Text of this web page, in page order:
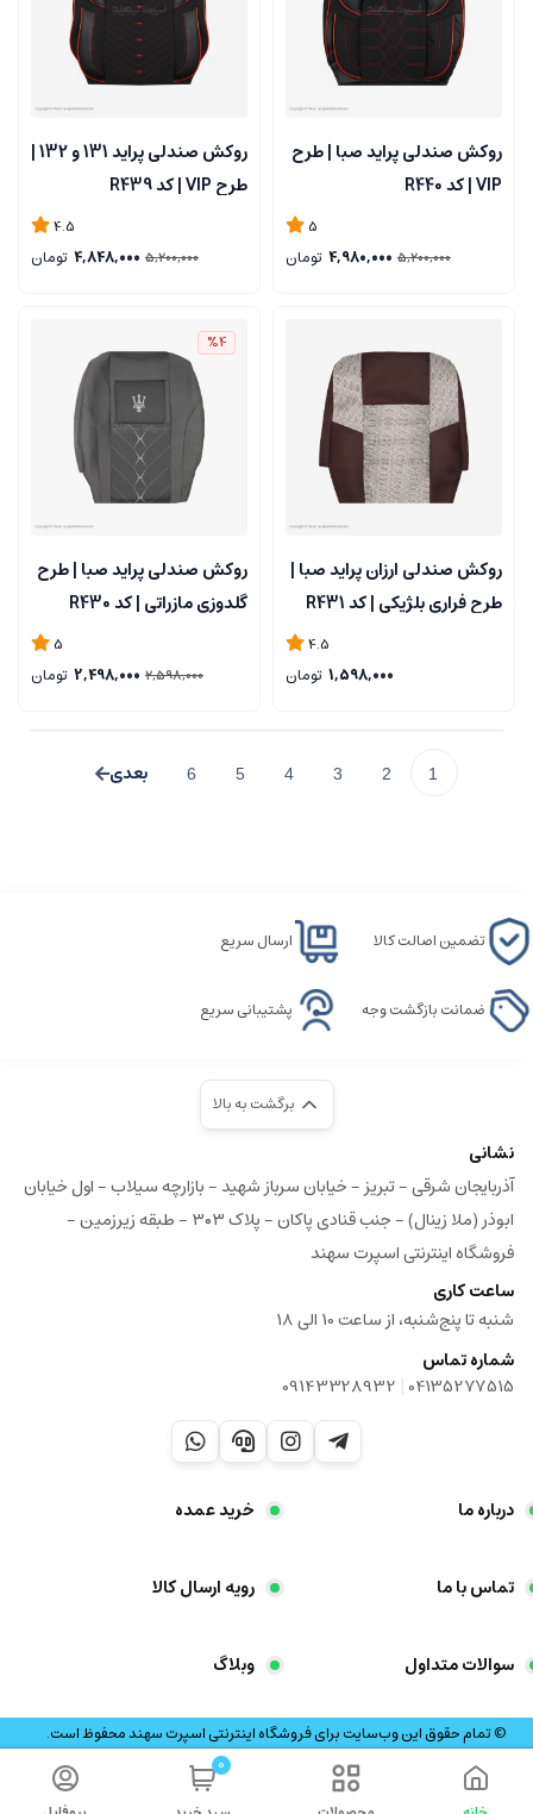
روکش صندلی پراید صبا | طرح
VIP | کد R440
5
5,200,000
4,980,000 تومان
روکش صندلی پراید 131 و 132 |
طرح VIP | کد R439
4.5
5,200,000
4,848,000 تومان
روکش صندلی ارزان پراید صبا |
طرح فراری بلژیکی | کد R431
4.5
1,598,000 تومان
%4
روکش صندلی پراید صبا | طرح
گلدوزی مازراتی | کد R430
5
2,598,000
2,498,000 تومان
1
2
3
4
5
6
تضمین اصالت کالا ارسال سریع
ضمانت بازگشت وجه پشتیبانی سریع
برگشت به بالا
نشانی
آذربایجان شرقی - تبریز - خیابان سرباز شهید - بازارچه سیلاب - اول خیابان
ابوذر (ملا زینال) - جنب قنادی پاکان - پلاک ۳۰۳ - طبقه زیرزمین -
فروشگاه اینترنتی اسپرت سهند
ساعت کاری
شنبه تا پنج‌شنبه، از ساعت 10 الی 18
شماره تماس
04135277515
|
09143328932
درباره ما خرید عمده
تماس با ما رویه ارسال کالا
سوالات متداول وبلاگ
© تمام حقوق این وب‌سایت برای فروشگاه اینترنتی اسپرت سهند محفوظ است.
0